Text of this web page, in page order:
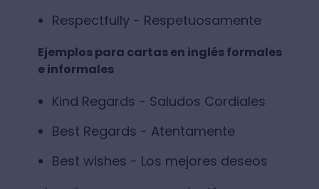
Respectfully - Respetuosamente
Ejemplos para cartas en inglés formales
e informales
Kind Regards - Saludos Cordiales
Best Regards - Atentamente
Best wishes - Los mejores deseos